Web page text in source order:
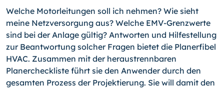
Welche Motorleitungen soll ich nehmen? Wie sieht
meine Netzversorgung aus? Welche EMV-Grenzwerte
sind bei der Anlage gültig? Antworten und Hilfestellung
zur Beantwortung solcher Fragen bietet die Planerfibel
HVAC. Zusammen mit der heraustrennbaren
Planercheckliste führt sie den Anwender durch den
gesamten Prozess der Projektierung. Sie will damit den